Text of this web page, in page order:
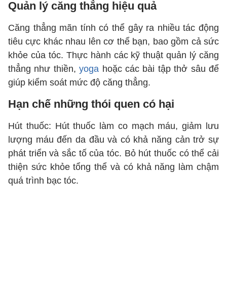
Quản lý căng thẳng hiệu quả
Căng thẳng mãn tính có thể gây ra nhiều tác động
tiêu cực khác nhau lên cơ thể bạn, bao gồm cả sức
khỏe của tóc. Thực hành các kỹ thuật quản lý căng
thẳng như thiền,yoga hoặc các bài tập thở sâu để
giúp kiểm soát mức độ căng thẳng.
Hạn chế những thói quen có hại
Hút thuốc: Hút thuốc làm co mạch máu, giảm lưu
lượng máu đến da đầu và có khả năng cản trở sự
phát triển và sắc tố của tóc. Bỏ hút thuốc có thể cải
thiện sức khỏe tổng thể và có khả năng làm chậm
quá trình bạc tóc.